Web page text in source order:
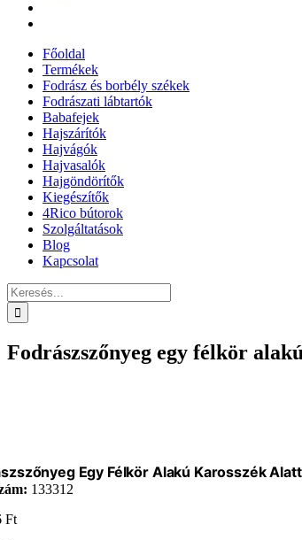
Főoldal
Termékek
Fodrász és borbély székek
Fodrászati lábtartók
Babafejek
Hajszárítók
Hajvágók
Hajvasalók
Hajgöndörítők
Kiegészítők
4Rico bútorok
Szolgáltatások
Blog
Kapcsolat
Keresés...
Fodrászszőnyeg egy félkör
Egy Félkör Alakú Karosszék Alatt
133312
Ft